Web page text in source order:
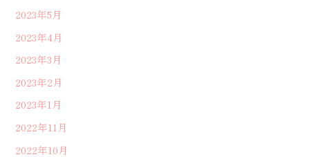
2023年5月
2023年4月
2023年3月
2023年2月
2023年1月
2022年11月
2022年10月